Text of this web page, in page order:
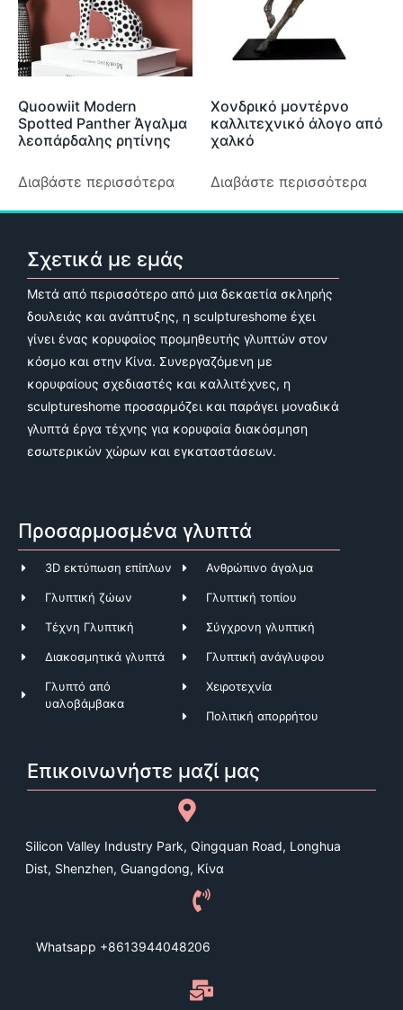
Quoowiit Modern
Spotted Panther Άγαλμα
λεοπάρδαλης ρητίνης
Διαβάστε περισσότερα
Χονδρικό μοντέρνο
καλλιτεχνικό άλογο από
χαλκό
Διαβάστε περισσότερα
Σχετικά με εμάς
Μετά από περισσότερο από μια δεκαετία σκληρής
δουλειάς και ανάπτυξης, η sculptureshome έχει
γίνει ένας κορυφαίος προμηθευτής γλυπτών στον
κόσμο και στην Κίνα. Συνεργαζόμενη με
κορυφαίους σχεδιαστές και καλλιτέχνες, η
sculptureshome προσαρμόζει και παράγει μοναδικά
γλυπτά έργα τέχνης για κορυφαία διακόσμηση
εσωτερικών χώρων και εγκαταστάσεων.
Προσαρμοσμένα γλυπτά
3D εκτύπωση επίπλων
Γλυπτική ζώων
Τέχνη Γλυπτική
Διακοσμητικά γλυπτά
Γλυπτό από
υαλοβάμβακα
Ανθρώπινο άγαλμα
Γλυπτική τοπίου
Σύγχρονη γλυπτική
Γλυπτική ανάγλυφου
Χειροτεχνία
Πολιτική απορρήτου
Επικοινωνήστε μαζί μας
Silicon Valley Industry Park, Qingquan Road, Longhua
Dist, Shenzhen, Guangdong, Κίνα
Whatsapp +8613944048206